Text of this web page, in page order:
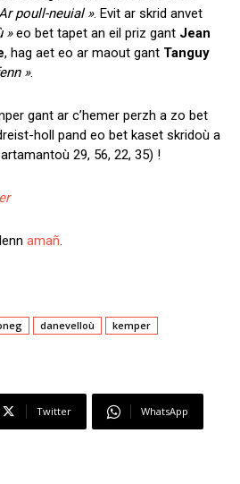
poull-neuial ». Evit ar skrid anvet
»eo bet tapet an eil priz gant Jean
, hag aet eo ar maout gant Tanguy
».
gant ar c’hemer perzh a zo bet
holl pand eo bet kaset skridoù a
29, 56, 22, 35) !
amañ.
danevelloù
kemper
Twitter WhatsApp